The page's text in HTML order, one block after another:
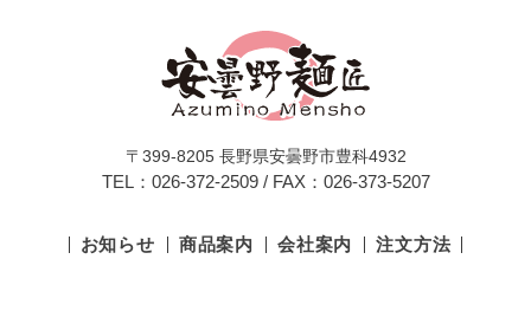
〒399-8205 長野県安曇野市豊科4932
TEL：026-372-2509 / FAX：026-373-5207
お知らせ 商品案内 会社案内 注文方法